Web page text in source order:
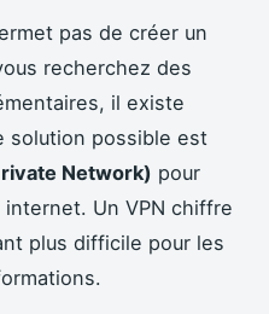
pas de créer un
recherchez des
il existe
solution possible est
Network) pour
Un VPN chiffre
plus difficile pour les